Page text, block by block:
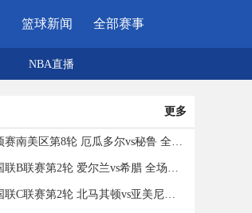
篮球新闻 全部赛事
NBA直播
更多
2024年09月11日 世预赛南美区第8轮 厄瓜多尔vs秘鲁 全场录像
2024年09月11日 欧国联B联赛第2轮 爱尔兰vs希腊 全场录像
2024年09月11日 欧国联C联赛第2轮 北马其顿vs亚美尼亚 全场录像